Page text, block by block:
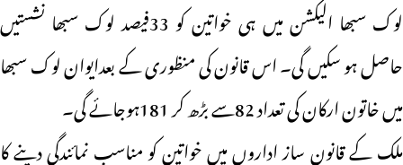
لوک سبھا الیکشن میں ہی خواتین کو 33فیصد لوک سبھا نشستیں
حاصل ہو سکیں گی۔ اس قانون کی منظوری کے بعدایوان لوک سبھا
میں خاتون ارکان کی تعداد 82سے بڑھ کر 181ہوجائے گی۔
ملک کے قانون ساز اداروں میں خواتین کو مناسب نمائندگی دینے کا